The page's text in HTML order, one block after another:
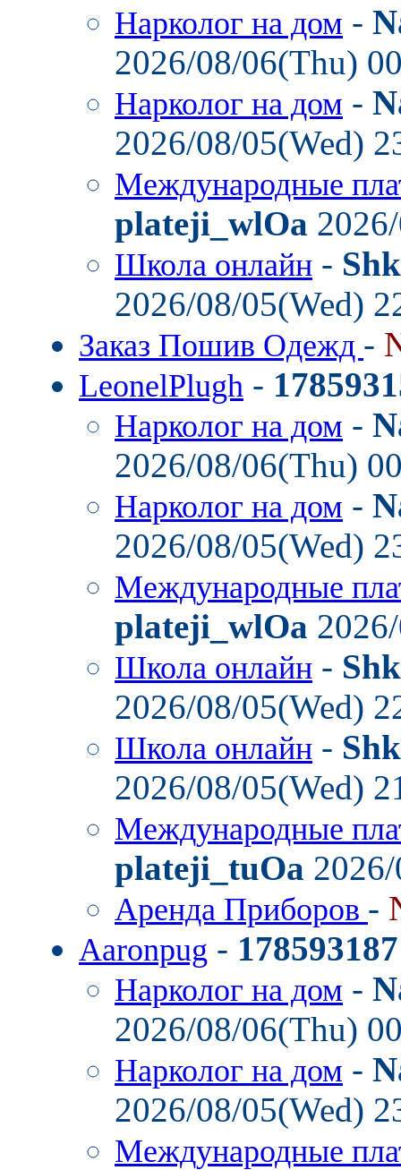
Нарколог на дом -
2026/08/06(Thu)
Нарколог на дом -
2026/08/05(Wed)
Международные
plateji_wlOa
Школа онлайн -
2026/08/05(Wed)
Заказ Пошив Одежд -
LeonelPlugh -
Нарколог на дом -
2026/08/06(Thu)
Нарколог на дом -
2026/08/05(Wed)
Международные
plateji_wlOa
Школа онлайн -
2026/08/05(Wed)
Школа онлайн -
2026/08/05(Wed)
Международные
plateji_tuOa
Аренда Приборов -
Aaronpug -
Нарколог на дом -
2026/08/06(Thu)
Нарколог на дом -
2026/08/05(Wed)
Международные